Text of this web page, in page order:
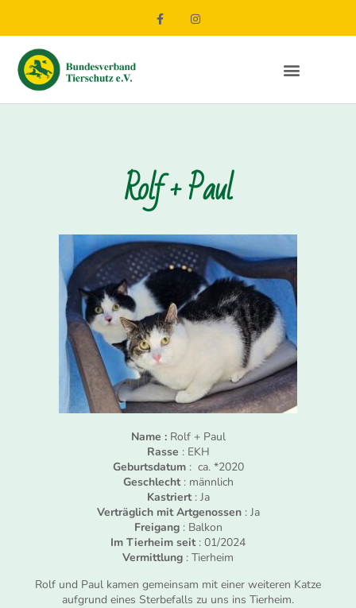
Rolf + Paul
Name :Rolf + Paul
Rasse : EKH
Geburtsdatum: ca. *2020
Geschlecht: männlich
Kastriert: Ja
Verträglich mit Artgenossen: Ja
Freigang: Balkon
Im Tierheim seit: 01/2024
Vermittlung : Tierheim
Rolf und Paul kamen gemeinsam mit einer weiteren Katze
aufgrund eines Sterbefalls zu uns ins Tierheim.